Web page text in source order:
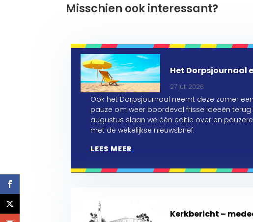
Misschien ook interessant?
Het Dorpsjournaal
27 juli 2026
Ook het Dorpsjournaal neemt deze zomer
pauze om weer boordevol frisse ideeën terug
augustus slaan we één editie over en
met de wekelijkse nieuwsbrief.
LEES MEER
Kerkbericht –